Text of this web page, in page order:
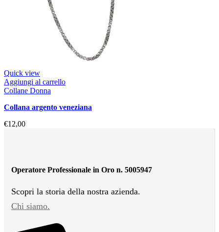
Quick view
Aggiungi al carrello
Collane Donna
collana argento veneziana
€12,00
Operatore Professionale in Oro n. 5005947
Scopri la storia della nostra azienda.
Chi siamo.